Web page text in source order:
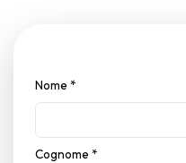
Nome *
Cognome *